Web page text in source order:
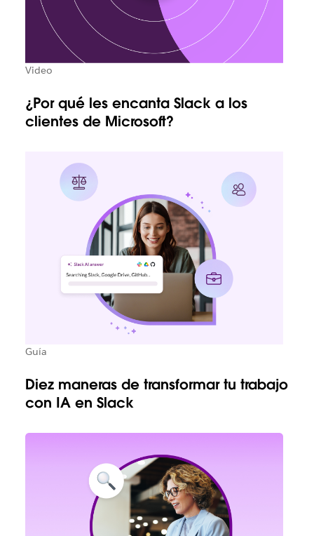
Video
¿Por qué les encanta Slack a los
clientes de Microsoft?
Guía
Diez maneras de transformar tu trabajo
con IA en Slack